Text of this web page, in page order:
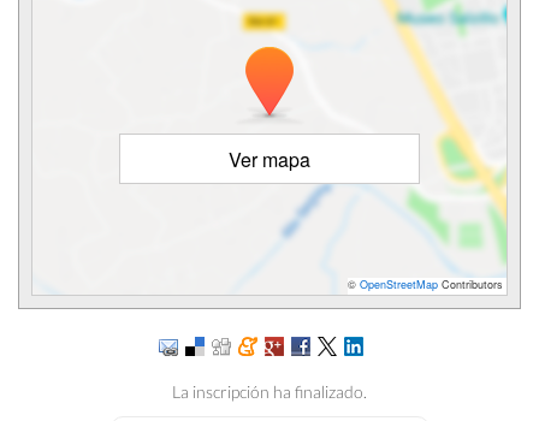
Ver mapa
© OpenStreetMap Contributors
La inscripción ha finalizado.